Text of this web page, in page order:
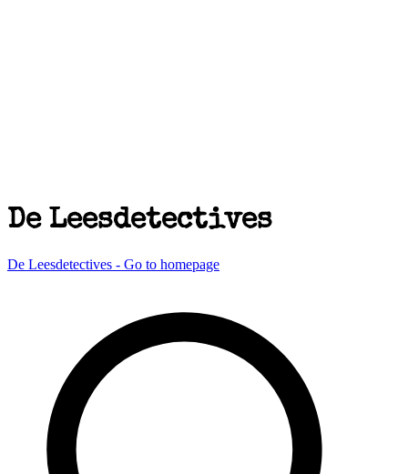
De Leesdetectives
De Leesdetectives - Go to homepage